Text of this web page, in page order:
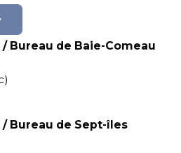
Bureau de Baie-Comeau
Bureau de Sept-îles